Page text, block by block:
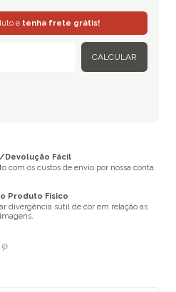
e tenha frete grátis!
CALCULAR
Devolução Fácil
com os custos de envio por nossa conta.
Produto Físico
divergência sutil de cor em relação as
imagens.